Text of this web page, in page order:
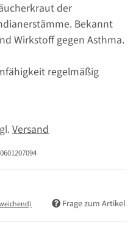
der
Bekannt
Wirkstoff gegen Asthma.
regelmäßig
Versand
Frage zum Artikel